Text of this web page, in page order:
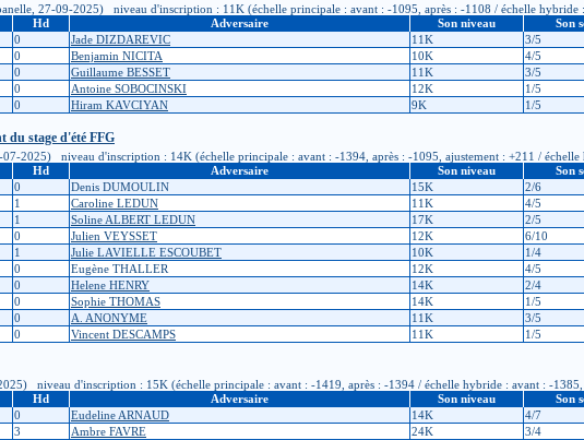
27-09-2025) niveau d'inscription : 11K (échelle principale : avant : -1095, après : -1108 / échelle hybride
Hd Adversaire Son niveau Son
0 Jade DIZDAREVIC 11K 3/5
0 Benjamin NICITA 10K 4/5
0 Guillaume BESSET 11K 3/5
0 Antoine SOBOCINSKI 12K 1/5
0 Hiram KAVCIYAN 9K 1/5
du stage d'été FFG
07-2025) niveau d'inscription : 14K (échelle principale : avant : -1394, après : -1095, ajustement : +211 /
Hd Adversaire Son niveau Son
0 Denis DUMOULIN 15K 2/6
1 Caroline LEDUN 11K 4/5
1 Soline ALBERT LEDUN 17K 2/5
0 Julien VEYSSET 12K 6/10
1 Julie LAVIELLE ESCOUBET 10K 1/4
0 Eugène THALLER 12K 4/5
0 Helene HENRY 14K 2/4
0 Sophie THOMAS 14K 1/5
0 A. ANONYME 11K 3/5
0 Vincent DESCAMPS 11K 1/5
niveau d'inscription : 15K (échelle principale : avant : -1419, après : -1394 / échelle hybride : avant : -
Hd Adversaire Son niveau Son
0 Eudeline ARNAUD 14K 4/7
3 Ambre FAVRE 24K 3/4